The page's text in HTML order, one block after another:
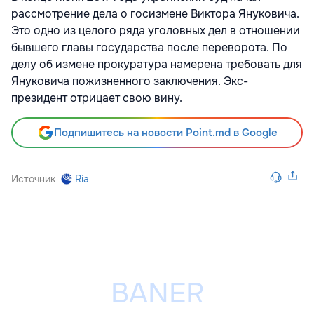
рассмотрение дела о госизмене Виктора Януковича.
Это одно из целого ряда уголовных дел в отношении
бывшего главы государства после переворота. По
делу об измене прокуратура намерена требовать для
Януковича пожизненного заключения. Экс-
президент отрицает свою вину.
Подпишитесь на новости Point.md в Google
Источник Ria